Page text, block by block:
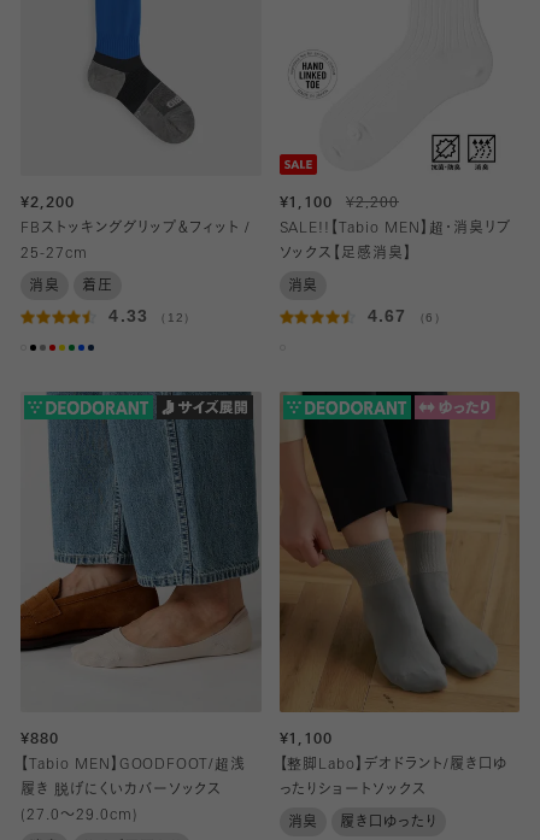
¥2,200
FBストッキンググリップ＆フィット /
25-27cm
消臭 着圧
4.33 （12）
¥1,100
¥2,200
SALE!!【Tabio MEN】超・消臭リブ
ソックス【足感消臭】
消臭
4.67 （6）
¥880
【Tabio MEN】GOODFOOT/超浅
履き 脱げにくいカバーソックス
(27.0～29.0cm)
¥1,100
【整脚Labo】デオドラント/履き口ゆ
ったりショートソックス
消臭 履き口ゆったり